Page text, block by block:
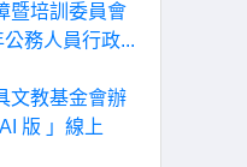
暨培訓委員會
公務人員行政...
文教基金會辦
版 」線上